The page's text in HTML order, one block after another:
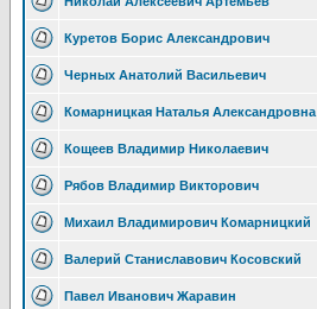
Куретов Борис Александрович
Черных Анатолий Васильевич
Комарницкая Наталья Александровна
Кощеев Владимир Николаевич
Рябов Владимир Викторович
Михаил Владимирович Комарницкий
Валерий Станиславович Косовский
Павел Иванович Жаравин